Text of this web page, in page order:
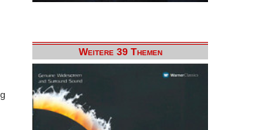
Weitere 39 Themen